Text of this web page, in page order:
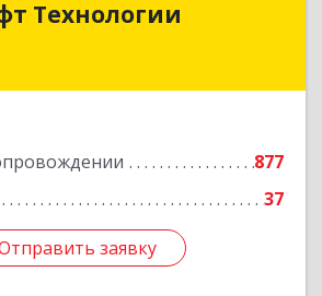
Технологии
877
37
заявку
область - Кузбасс обл,
заявку